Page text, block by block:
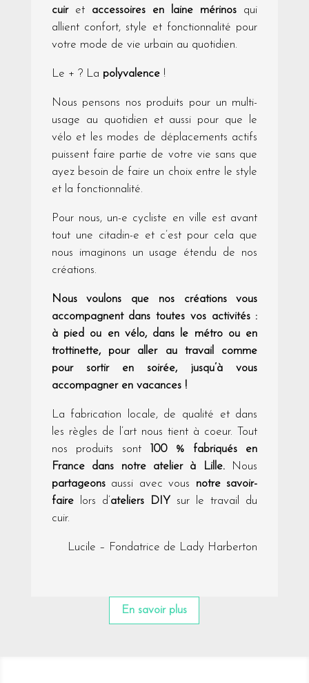
cuiret accessoires en laine mérinos qui
allient confort, style et fonctionnalité pour
votre mode de vie urbain au quotidien.
Le + ? La polyvalence!
Nous pensons nos produits pour un multi-
usage au quotidien et aussi pour que le
vélo et les modes de déplacements actifs
puissent faire partie de votre vie sans que
ayez besoin de faire un choix entre le style
et la fonctionnalité.
Pour nous, un-e cycliste en ville est avant
tout une citadin-e et c’est pour cela que
nous imaginons un usage étendu de nos
créations.
Nous voulons que nos créations vous
accompagnent dans toutes vos activités :
à pied ou en vélo, dans le métro ou en
trottinette, pour aller au travail comme
pour sortir en soirée, jusqu’à vous
accompagner en vacances !
La fabrication locale, de qualité et dans
les règles de l’art nous tient à coeur. Tout
nos produits sont
100 % fabriqués en
France dans notre atelier à Lille.
Nous
partageonsaussi avec vous notre savoir-
fairelors d’ateliers DIYsur le travail du
cuir.
Lucile – Fondatrice de Lady Harberton
En savoir plus